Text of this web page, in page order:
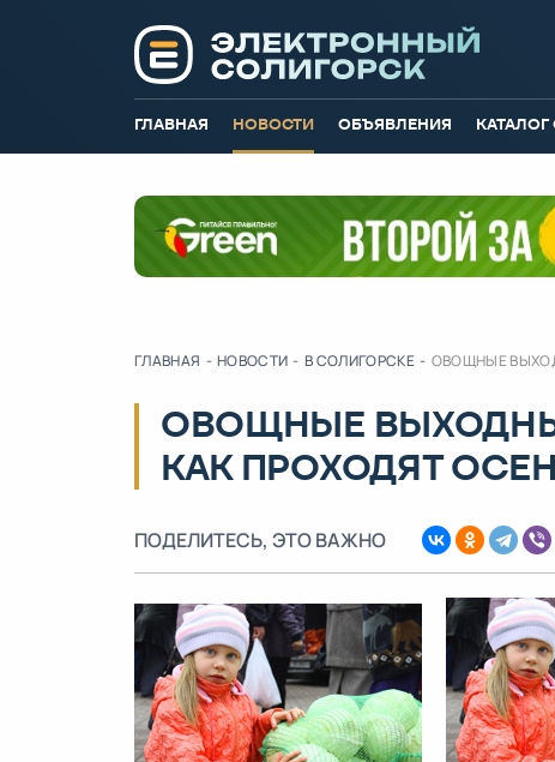
ГЛАВНАЯ НОВОСТИ ОБЪЯВЛЕНИЯ
ГЛАВНАЯ - НОВОСТИ - В СОЛИГОРСКЕ - ОВОЩНЫЕ
ОВОЩНЫЕ
КАК ПРОХОДЯТ
ПОДЕЛИТЕСЬ, ЭТО ВАЖНО